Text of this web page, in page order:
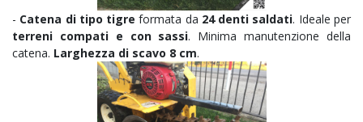
- Catena di tipo tigreformata da 24 denti saldati. Ideale per
terreni compati e con sassi. Minima manutenzione della
catena. Larghezza di scavo 8 cm.